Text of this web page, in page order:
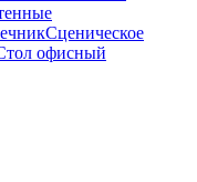
Сценическое
офисный